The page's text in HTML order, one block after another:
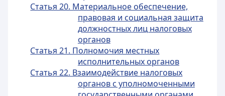
Статья 20. Материальное обеспечение,
правовая и социальная защита
должностных лиц налоговых
органов
Статья 21. Полномочия местных
исполнительных органов
Статья 22. Взаимодействие налоговых
органов с уполномоченными